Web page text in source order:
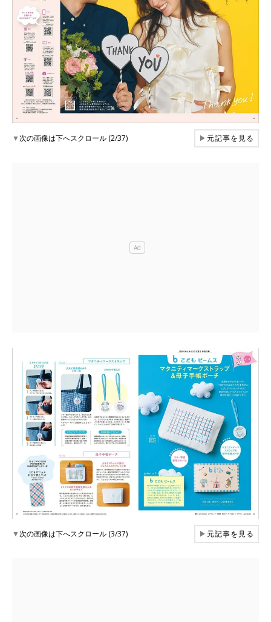
▼次の画像は下へスクロール (2/37) ▶元記事を見る
▼次の画像は下へスクロール (3/37) ▶元記事を見る